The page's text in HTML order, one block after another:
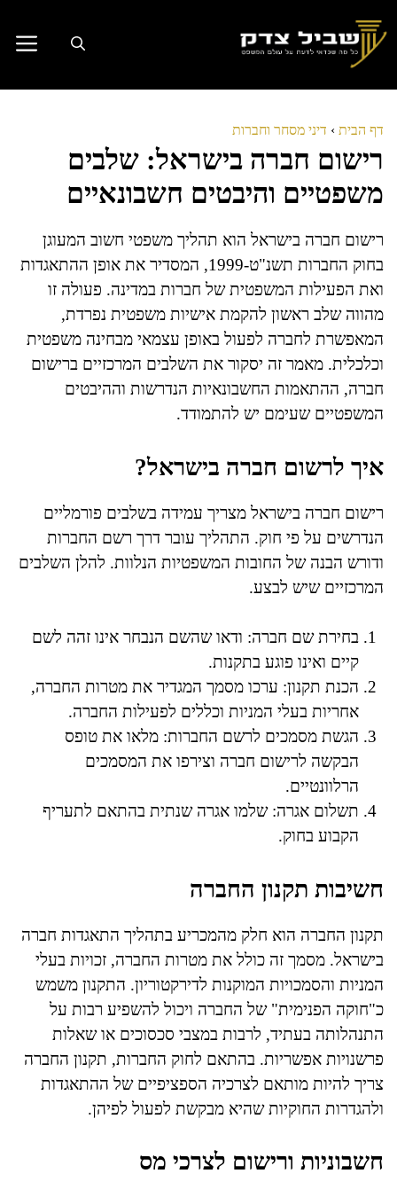
לתוכן
דף הבית › דיני מסחר וחברות
רישום חברה בישראל: שלבים
משפטיים והיבטים חשבונאיים‍‍
רישום חברה בישראל הוא תהליך משפטי חשוב המעוגן
בחוק החברות תשנ"ט-1999, המסדיר את אופן ההתאגדות
ואת הפעילות המשפטית של חברות במדינה. פעולה זו
מהווה שלב ראשון להקמת אישיות משפטית נפרדת,
המאפשרת לחברה לפעול באופן עצמאי מבחינה משפטית
וכלכלית. מאמר זה יסקור את השלבים המרכזיים ברישום
חברה, ההתאמות החשבונאיות הנדרשות וההיבטים
המשפטיים שעימם יש להתמודד.
איך לרשום חברה בישראל?
רישום חברה בישראל מצריך עמידה בשלבים פורמליים
הנדרשים על פי חוק. התהליך עובר דרך רשם החברות
ודורש הבנה של החובות המשפטיות הנלוות. להלן השלבים
המרכזיים שיש לבצע.
בחירת שם חברה: ודאו שהשם הנבחר אינו זהה לשם
קיים ואינו פוגע בתקנות.
הכנת תקנון: ערכו מסמך המגדיר את מטרות החברה,
אחריות בעלי המניות וכללים לפעילות החברה.
הגשת מסמכים לרשם החברות: מלאו את טופס
הבקשה לרישום חברה וצירפו את המסמכים
הרלוונטיים.
תשלום אגרה: שלמו אגרה שנתית בהתאם לתעריף
הקבוע בחוק.
חשיבות תקנון החברה
תקנון החברה הוא חלק מהמכריע בתהליך התאגדות חברה
בישראל. מסמך זה כולל את מטרות החברה, זכויות בעלי
המניות והסמכויות המוקנות לדירקטוריון. התקנון משמש
כ"חוקה הפנימית" של החברה ויכול להשפיע רבות על
התנהלותה בעתיד, לרבות במצבי סכסוכים או שאלות
פרשנויות אפשריות. בהתאם לחוק החברות, תקנון החברה
צריך להיות מותאם לצרכיה הספציפיים של ההתאגדות
ולהגדרות החוקיות שהיא מבקשת לפעול לפיהן.
חשבוניות ורישום לצרכי מס